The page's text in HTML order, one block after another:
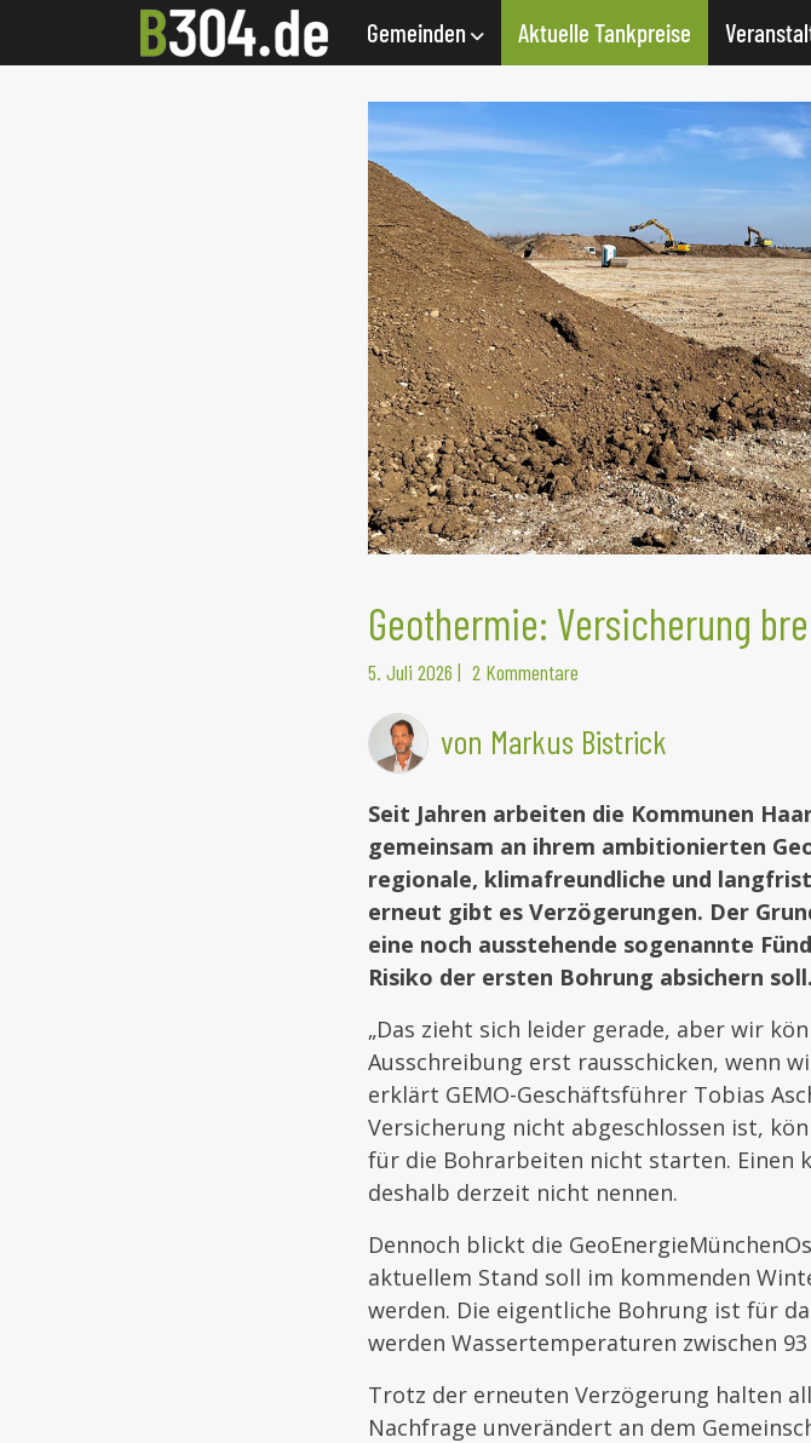
Gemeinden Aktuelle Tankpreise
Geothermie: Versicherung
5. Juli 2026 | 2 Kommentare
von Markus Bistrick
Seit Jahren arbeiten die Kommunen
gemeinsam an ihrem ambitionierten
regionale, klimafreundliche und
erneut gibt es Verzögerungen. Der
eine noch ausstehende sogenannte
Risiko der ersten Bohrung absichern soll.
„Das zieht sich leider gerade, aber wir
Ausschreibung erst rausschicken, wenn
erklärt GEMO-Geschäftsführer Tobias
Versicherung nicht abgeschlossen ist,
für die Bohrarbeiten nicht starten. Einen
deshalb derzeit nicht nennen.
Dennoch blickt die
aktuellem Stand soll im kommenden
werden. Die eigentliche Bohrung ist für
werden Wassertemperaturen zwischen 93
Trotz der erneuten Verzögerung halten
Nachfrage unverändert an dem